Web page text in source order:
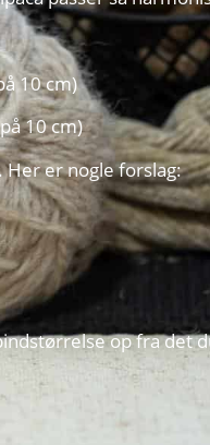
10 cm)
10 cm)
er nogle forslag:
op fra det